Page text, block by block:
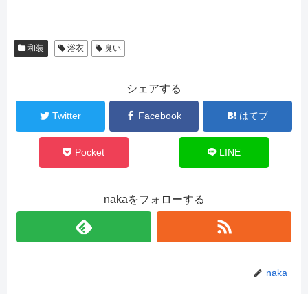
和装 浴衣 臭い
シェアする
Twitter Facebook はてブ
Pocket LINE
nakaをフォローする
naka